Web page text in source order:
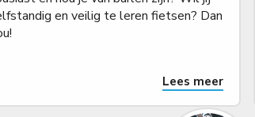
en veilig te leren fietsen? Dan
Lees meer